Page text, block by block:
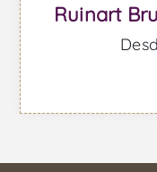
Ruinart